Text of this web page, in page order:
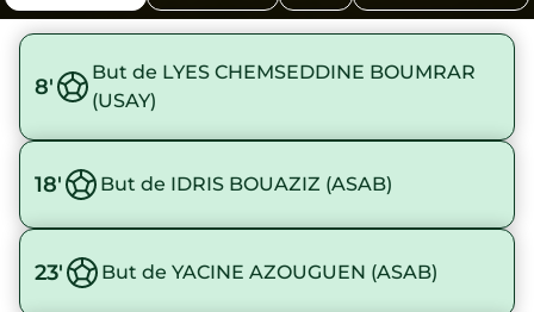
8'
But de LYES CHEMSEDDINE BOUMRAR
(USAY)
18' But de IDRIS BOUAZIZ (ASAB)
23' But de YACINE AZOUGUEN (ASAB)